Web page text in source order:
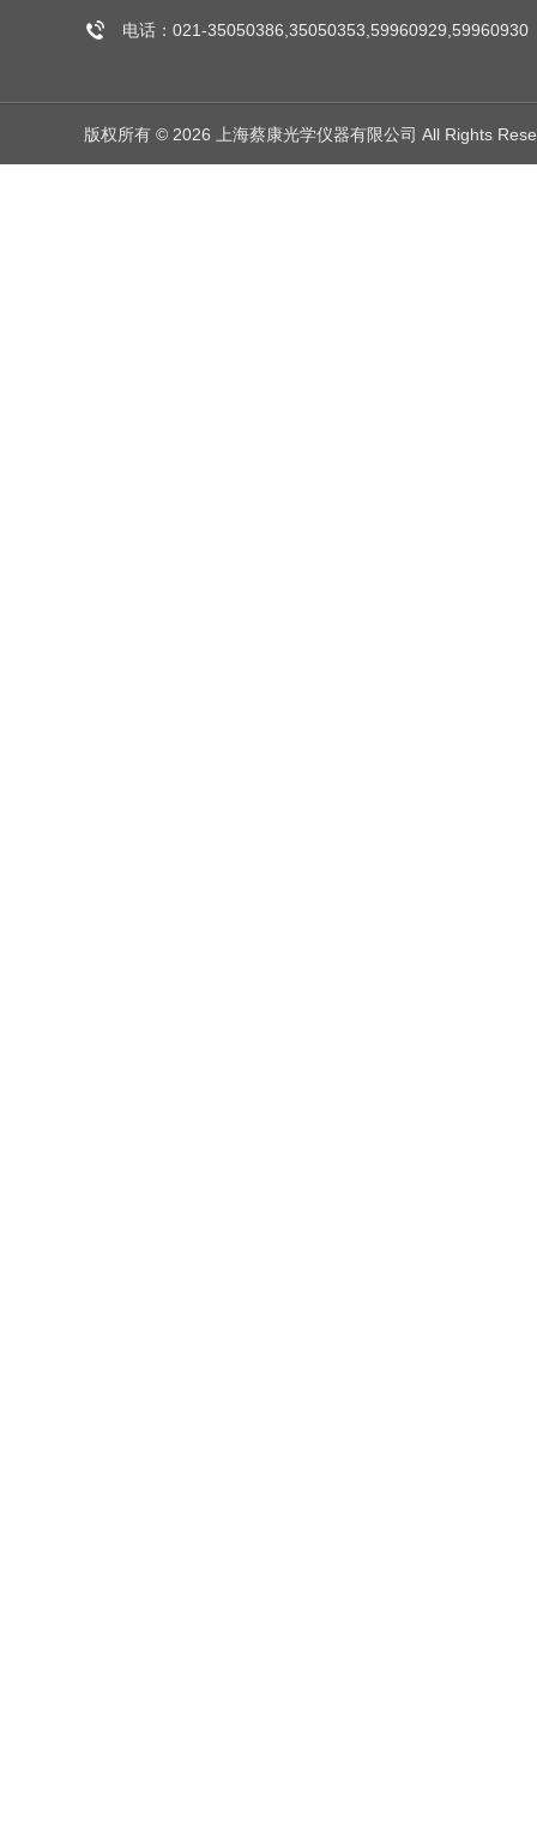
电话：021-35050386,35050353,59960929,59960930
版权所有 © 2026 上海蔡康光学仪器有限公司 All Rights